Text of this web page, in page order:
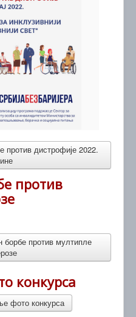
дистрофије 2022.
против
борбе против мултипле
конкурса
фото конкурса